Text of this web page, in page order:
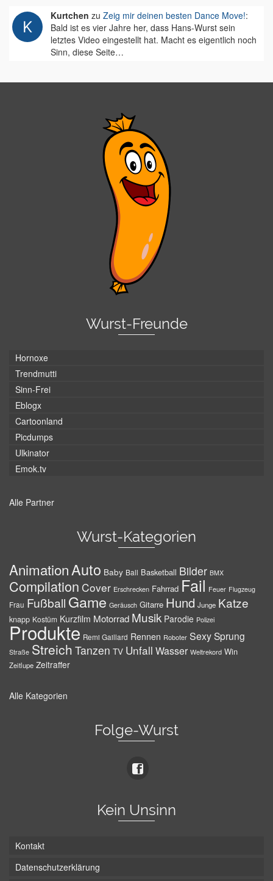
Kurtchen zu Zeig mir deinen besten Dance Move!:
Bald ist es vier Jahre her, dass Hans-Wurst sein
letztes Video eingestellt hat. Macht es eigentlich noch
Sinn, diese Seite…
Wurst-Freunde
Hornoxe
Trendmutti
Sinn-Frei
Eblogx
Cartoonland
Picdumps
Ulkinator
Emok.tv
Alle Partner
Wurst-Kategorien
AnimationAuto Baby Ball Basketball Bilder BMX
Compilation Cover Erschrecken Fahrrad Fail Feuer Flugzeug
Frau Fußball Game Geräusch Gitarre Hund Junge Katze
knapp Kostüm Kurzfilm Motorrad Musik Parodie Polizei
Produkte Remi Gaillard Rennen Roboter SexySprung
Straße Streich Tanzen TV Unfall Wasser Weltrekord Win
Zeitlupe Zeitraffer
Alle Kategorien
Folge-Wurst
Kein Unsinn
Kontakt
Datenschutzerklärung